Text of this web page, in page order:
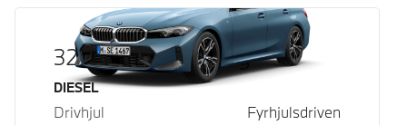
320d xDrive Touring
Bränsle
DIESEL
Drivhjul
Fyrhjulsdriven